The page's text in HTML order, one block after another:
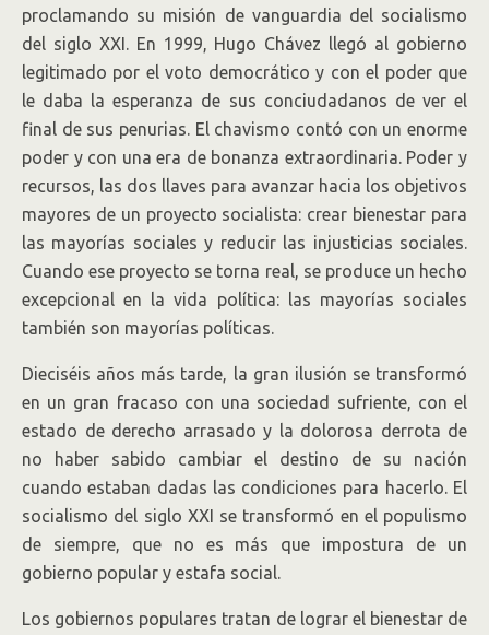
proclamando su misión de vanguardia del socialismo
del siglo XXI. En 1999, Hugo Chávez llegó al gobierno
legitimado por el voto democrático y con el poder que
le daba la esperanza de sus conciudadanos de ver el
final de sus penurias. El chavismo contó con un enorme
poder y con una era de bonanza extraordinaria. Poder y
recursos, las dos llaves para avanzar hacia los objetivos
mayores de un proyecto socialista: crear bienestar para
las mayorías sociales y reducir las injusticias sociales.
Cuando ese proyecto se torna real, se produce un hecho
excepcional en la vida política: las mayorías sociales
también son mayorías políticas.
Dieciséis años más tarde, la gran ilusión se transformó
en un gran fracaso con una sociedad sufriente, con el
estado de derecho arrasado y la dolorosa derrota de
no haber sabido cambiar el destino de su nación
cuando estaban dadas las condiciones para hacerlo. El
socialismo del siglo XXI se transformó en el populismo
de siempre, que no es más que impostura de un
gobierno popular y estafa social.
Los gobiernos populares tratan de lograr el bienestar de